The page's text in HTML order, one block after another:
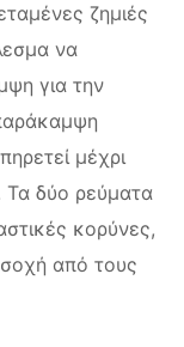
ζημιές
να
για την
μέχρι
Τα δύο ρεύματα
κορύνες,
από τους